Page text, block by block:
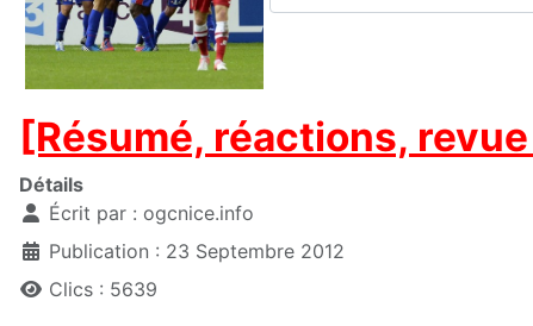
[Résumé, réactions,
Détails
Écrit par : ogcnice.info
Publication : 23 Septembre 2012
Clics : 5639